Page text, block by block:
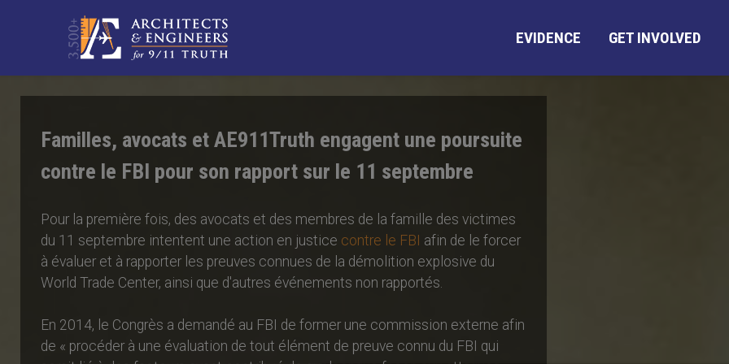
EVIDENCE GET INVOLVED
Familles, avocats et AE911Truth engagent une poursuite
contre le FBI pour son rapport sur le 11 septembre
Pour la première fois, des avocats et des membres de la famille des victimes
du 11 septembre intentent une action en justice contre le FBI afin de le forcer
à évaluer et à rapporter les preuves connues de la démolition explosive du
World Trade Center, ainsi que d'autres événements non rapportés.
En 2014, le Congrès a demandé au FBI de former une commission externe afin
de « procéder à une évaluation de tout élément de preuve connu du FBI qui